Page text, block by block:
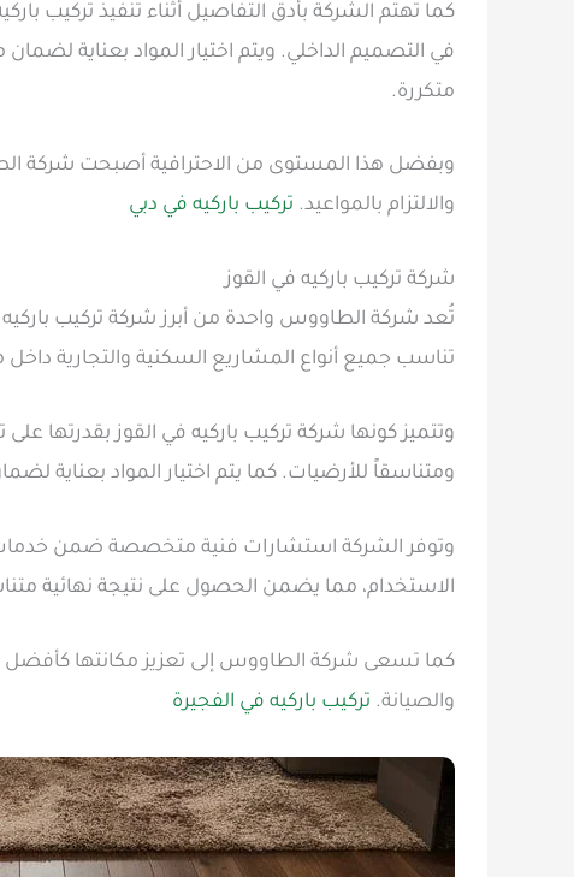
كما تهتم الشركة بأدق التفاصيل أثناء تنفيذ تركيب
في التصميم الداخلي. ويتم اختيار المواد بعناية
متكررة.
وبفضل هذا المستوى من الاحترافية أصبحت شركة
والالتزام بالمواعيد. تركيب باركيه في دبي
شركة تركيب باركيه في القوز
تُعد شركة الطاووس واحدة من أبرز شركة تركيب
تناسب جميع أنواع المشاريع السكنية والتجارية داخل
وتتميز كونها شركة تركيب باركيه في القوز بقدرتها
ومتناسقاً للأرضيات. كما يتم اختيار المواد بعناية
وتوفر الشركة استشارات فنية متخصصة ضمن خدمات
الاستخدام، مما يضمن الحصول على نتيجة نهائية
كما تسعى شركة الطاووس إلى تعزيز مكانتها كأفضل
والصيانة. تركيب باركيه في الفجيرة